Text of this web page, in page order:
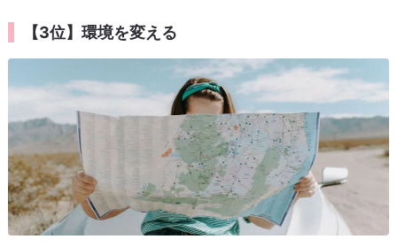
【3位】環境を変える